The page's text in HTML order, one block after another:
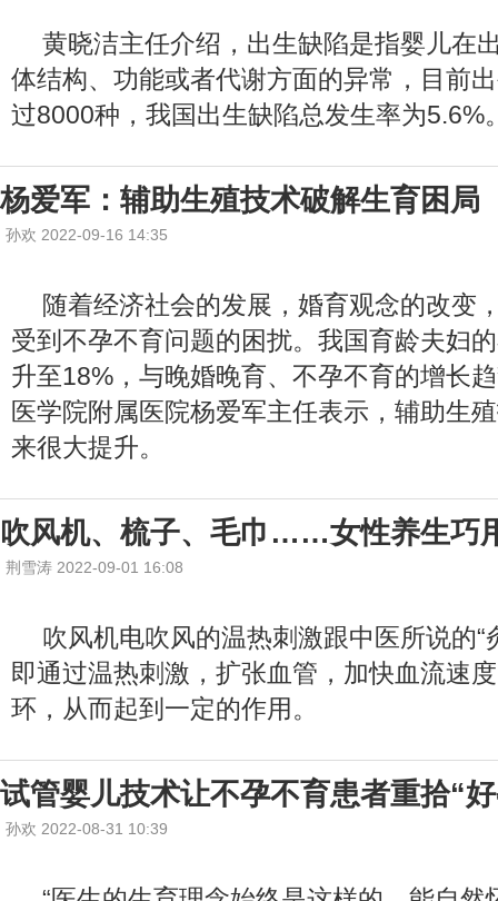
黄晓洁主任介绍，出生缺陷是指婴儿在
体结构、功能或者代谢方面的异常，目前
过8000种，我国出生缺陷总发生率为5.6%
杨爱军：辅助生殖技术破解生育困局
孙欢 2022-09-16 14:35
随着经济社会的发展，婚育观念的改变
受到不孕不育问题的困扰。我国育龄夫妇
升至18%，与晚婚晚育、不孕不育的增长
医学院附属医院杨爱军主任表示，辅助生
来很大提升。
吹风机、梳子、毛巾……女性养生巧
荆雪涛 2022-09-01 16:08
吹风机电吹风的温热刺激跟中医所说的“
即通过温热刺激，扩张血管，加快血流速
环，从而起到一定的作用。
试管婴儿技术让不孕不育患者重拾“
孙欢 2022-08-31 10:39